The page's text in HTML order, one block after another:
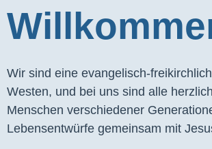
Wir sind eine evangelisch-
Westen, und bei uns sind alle
Menschen verschiedener
Lebensentwürfe gemeinsam mit